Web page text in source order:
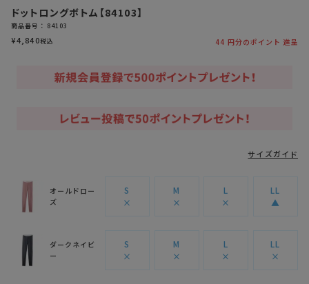
ドットロングボトム【84103】
商品番号 84103
¥4,840税込 44 円分のポイント 進呈
サイズガイド
オールドロー
ズ
S
×
M
×
L
×
LL
▲
ダークネイビ
ー
S
×
M
×
L
×
LL
×